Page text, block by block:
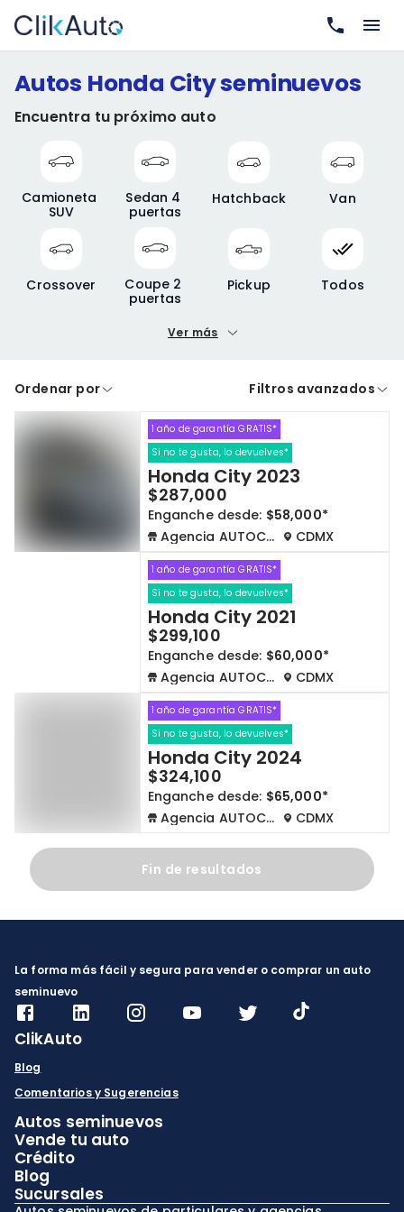
Autos Honda City seminuevos
Encuentra tu próximo auto
Camioneta
SUV
Sedan 4
puertas
Hatchback Van
Crossover
Coupe 2
puertas
Pickup Todos
Precio máximo
A crédito De contado
Cdmx y Edo Mex Querétaro
Negociar precio
Borrar todo
Ver más
Ordenar por Filtros avanzados
1 año de garantía GRATIS*
Si no te gusta, lo devuelves*
Honda City 2023
$287,000
Enganche desde: $58,000*
Agencia AUTOCOM
CDMX
1 año de garantía GRATIS*
Si no te gusta, lo devuelves*
Honda City 2021
$299,100
Enganche desde: $60,000*
Agencia AUTOCOM
CDMX
1 año de garantía GRATIS*
Si no te gusta, lo devuelves*
Honda City 2024
$324,100
Enganche desde: $65,000*
Agencia AUTOCOM
CDMX
Fin de resultados
La forma más fácil y segura para vender o comprar un auto
seminuevo
ClikAuto
Blog
Comentarios y Sugerencias
Autos seminuevos
Vende tu auto
Crédito
Blog
Sucursales